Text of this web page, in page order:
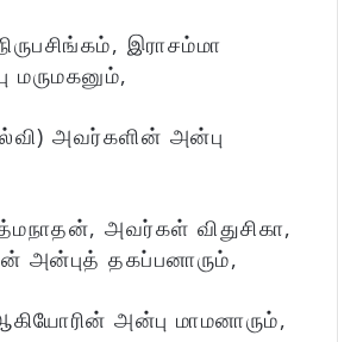
இராசம்மா
மருமகனும்,
அவர்களின் அன்பு
அவர்கள் விதுசிகா,
அன்புத் தகப்பனாரும்,
அன்பு மாமனாரும்,